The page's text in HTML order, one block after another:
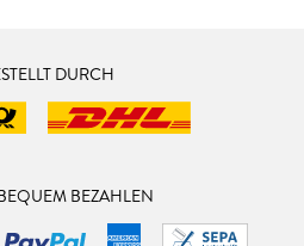
DURCH
BEZAHLEN